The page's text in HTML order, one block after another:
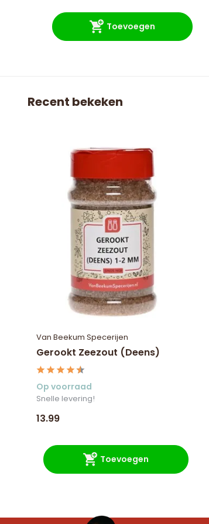
Toevoegen
Recent bekeken
Van Beekum Specerijen
Gerookt Zeezout (Deens)
Op voorraad
Snelle levering!
13.99
Toevoegen